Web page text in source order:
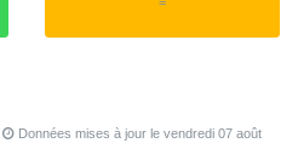
Données mises à jour le vendredi 07 août